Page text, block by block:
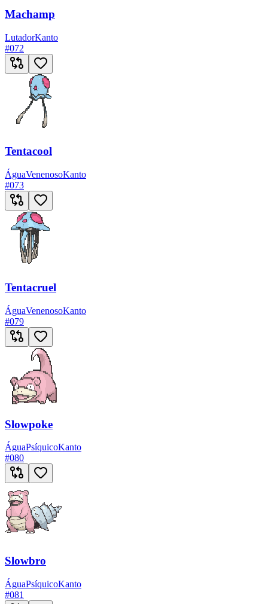
Machamp
LutadorKanto
#072
Tentacool
ÁguaVenenosoKanto
#073
Tentacruel
ÁguaVenenosoKanto
#079
Slowpoke
ÁguaPsíquicoKanto
#080
Slowbro
ÁguaPsíquicoKanto
#081